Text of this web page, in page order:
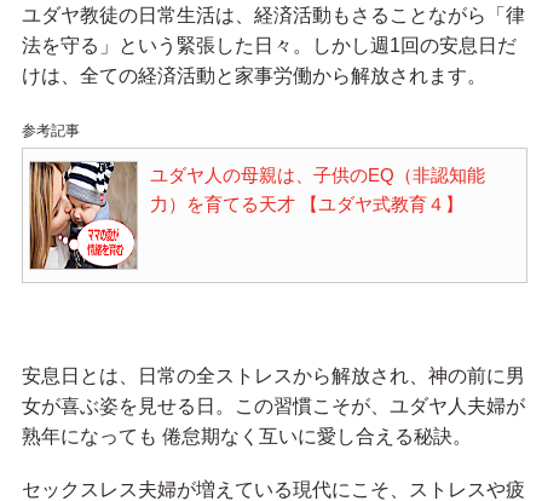
ユダヤ教徒の日常生活は、経済活動もさることながら「律
法を守る」という緊張した日々。しかし週1回の安息日だ
けは、全ての経済活動と家事労働から解放されます。
参考記事
ユダヤ人の母親は、子供のEQ（非認知能
力）を育てる天才 【ユダヤ式教育４】
安息日とは、日常の全ストレスから解放され、神の前に男
女が喜ぶ姿を見せる日。この習慣こそが、ユダヤ人夫婦が
熟年になっても 倦怠期なく互いに愛し合える秘訣。
セックスレス夫婦が増えている現代にこそ、ストレスや疲